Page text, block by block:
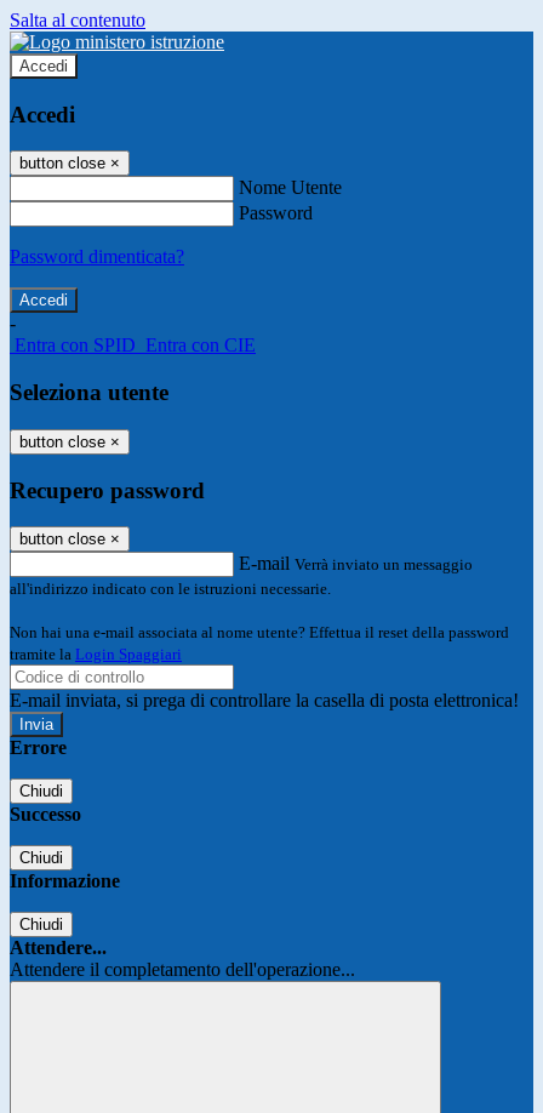
Salta al contenuto
Accedi
Accedi
button close ×
Nome Utente
Password
Password dimenticata?
-
Entra con SPID Entra con CIE
Seleziona utente
button close ×
Recupero password
button close ×
E-mail Verrà inviato un messaggio
all'indirizzo indicato con le istruzioni necessarie.
Non hai una e-mail associata al nome utente? Effettua il reset della password
tramite la Login Spaggiari
E-mail inviata, si prega di controllare la casella di posta elettronica!
Errore
Chiudi
Successo
Chiudi
Informazione
Chiudi
Attendere...
Attendere il completamento dell'operazione...